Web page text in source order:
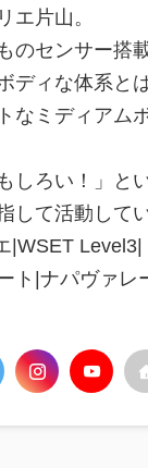
エ片山。
のセンサー搭
ディな体系と
なミディアム
しろい！」と
して活動してい
|WSET Level3|
ト|ナパヴァレ